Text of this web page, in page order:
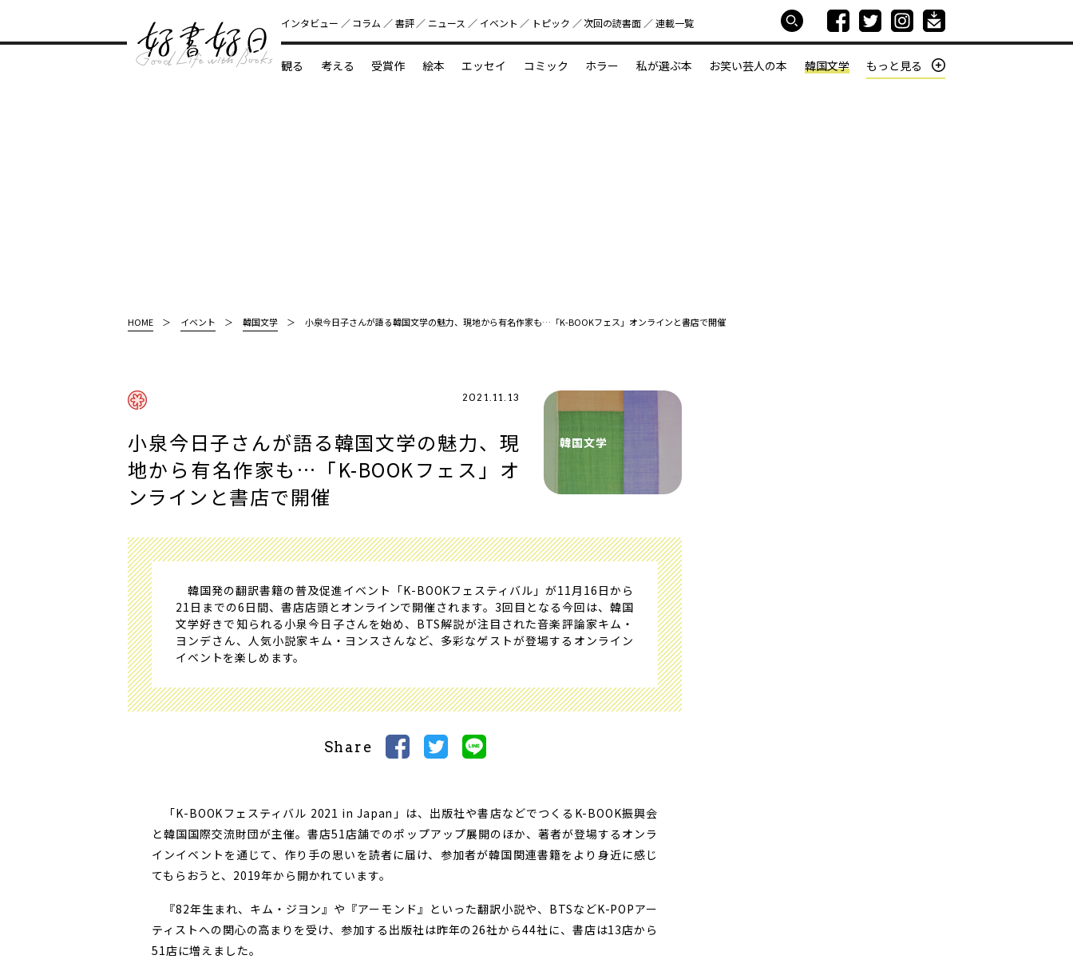
好書好日
インタビュー コラム 書評 ニュース イベント トピック 次回の読書⾯ 連載一覧
観る 考える 受賞作 絵本 エッセイ コミック ホラー 私が選ぶ本 お笑い芸人の本 韓国文学 もっと見る
HOME イベント 韓国文学 小泉今日子さんが語る韓国文学の魅力、現地から有名作家も…「K-BOOKフェス」オンラインと書店で開催
韓国文学
2021.11.13
小泉今日子さんが語る韓国文学の魅力、現
地から有名作家も…「K-BOOKフェス」オ
ンラインと書店で開催
韓国発の翻訳書籍の普及促進イベント「K-BOOKフェスティバル」が11月16日から
21日までの6日間、書店店頭とオンラインで開催されます。3回目となる今回は、韓国
文学好きで知られる小泉今日子さんを始め、BTS解説が注目された音楽評論家キム・
ヨンデさん、人気小説家キム・ヨンスさんなど、多彩なゲストが登場するオンライン
イベントを楽しめます。
Share
「K-BOOKフェスティバル 2021 in Japan」は、出版社や書店などでつくるK-BOOK振興会
と韓国国際交流財団が主催。書店51店舗でのポップアップ展開のほか、著者が登場するオンラ
インイベントを通じて、作り手の思いを読者に届け、参加者が韓国関連書籍をより身近に感じ
てもらおうと、2019年から開かれています。
『82年生まれ、キム・ジヨン』や『アーモンド』といった翻訳小説や、BTSなどK-POPアー
ティストへの関心の高まりを受け、参加する出版社は昨年の26社から44社に、書店は13店から
51店に増えました。